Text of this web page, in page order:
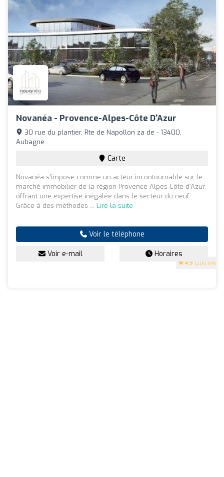
Novanéa - Provence-Alpes-Côte D'Azur
4.9 (200 avis)
30 rue du plantier, Rte de Napollon za de - 13400,
Aubagne
Carte
Novanéa s'impose comme un acteur incontournable sur le
marché immobilier de la région Provence-Alpes-Côte d'Azur,
offrant une expertise inégalée dans le secteur du neuf.
Grâce à des méthodes ... Lire la suite
Voir le téléphone
Voir e-mail Horaires